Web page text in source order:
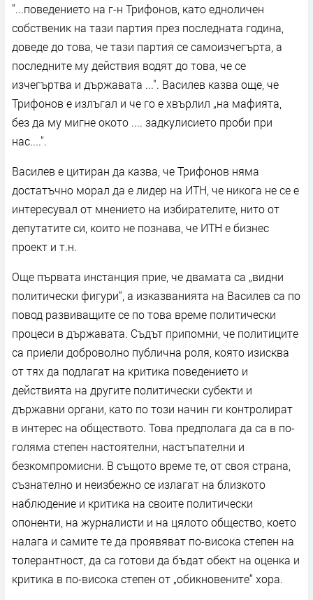
"...поведението на г-н Трифонов, като едноличен
собственик на тази партия през последната година,
доведе до това, че тази партия се самоизчегърта, а
последните му действия водят до това, че се
изчегъртва и държавата ...". Василев казва още, че
Трифонов е излъгал и че го е хвърлил „на мафията,
без да му мигне окото .... задкулисието проби при
нас....".
Василев е цитиран да казва, че Трифонов няма
достатъчно морал да е лидер на ИТН, че никога не се е
интересувал от мнението на избирателите, нито от
депутатите си, които не познава, че ИТН е бизнес
проект и т.н.
Още първата инстанция прие, че двамата са „видни
политически фигури“, а изказванията на Василев са по
повод развиващите се по това време политически
процеси в държавата. Съдът припомни, че политиците
са приели доброволно публична роля, която изисква
от тях да подлагат на критика поведението и
действията на другите политически субекти и
държавни органи, като по този начин ги контролират
в интерес на обществото. Това предполага да са в по-
голяма степен настоятелни, настъпателни и
безкомпромисни. В същото време те, от своя страна,
съзнателно и неизбежно се излагат на близкото
наблюдение и критика на своите политически
опоненти, на журналисти и на цялото общество, което
налага и самите те да проявяват по-висока степен на
толерантност, да са готови да бъдат обект на оценка и
критика в по-висока степен от „обикновените“ хора.